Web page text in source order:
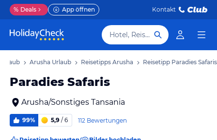
% Deals App öffnen Kontakt
Hotel, Reiseziel
Arusha Urlaub Reisetipps Arusha Reisetipp Paradies Safaris
Paradies Safaris
Arusha/Sonstiges Tansania
99% 5,9 / 6 112 Bewertungen